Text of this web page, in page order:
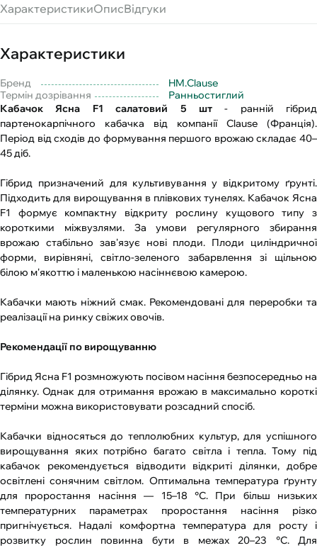
ХарактеристикиОписВідгуки
Характеристики
Бренд
HM.Clause
Термін дозрівання
Ранньостиглий
Кабачок Ясна F1 салатовий 5 шт- ранній гібрид
партенокарпічного кабачка від компанії Clause (Франція).
Період від сходів до формування першого врожаю складає 40–
45 діб.
Гібрид призначений для культивування у відкритому ґрунті.
Підходить для вирощування в плівкових тунелях. Кабачок Ясна
F1 формує компактну відкриту рослину кущового типу з
короткими міжвузлями. За умови регулярного збирання
врожаю стабільно зав'язує нові плоди. Плоди циліндричної
форми, вирівняні, світло-зеленого забарвлення зі щільною
білою м'якоттю і маленькою насіннєвою камерою.
Кабачки мають ніжний смак. Рекомендовані для переробки та
реалізації на ринку свіжих овочів.
Рекомендації по вирощуванню
Гібрид Ясна F1 розмножують посівом насіння безпосередньо на
ділянку. Однак для отримання врожаю в максимально короткі
терміни можна використовувати розсадний спосіб.
Кабачки відносяться до теплолюбних культур, для успішного
вирощування яких потрібно багато світла і тепла. Тому під
кабачок рекомендується відводити відкриті ділянки, добре
освітлені сонячним світлом. Оптимальна температура ґрунту
для проростання насіння — 15–18 °С. При більш низьких
температурних параметрах проростання насіння різко
пригнічується. Надалі комфортна температура для росту і
розвитку рослин повинна бути в межах 20–23 °С. Для